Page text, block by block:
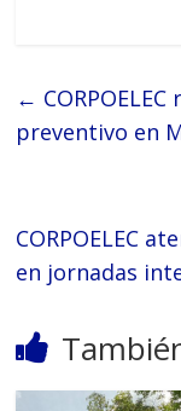
←
preventivo en
CORPOELEC
en jornadas